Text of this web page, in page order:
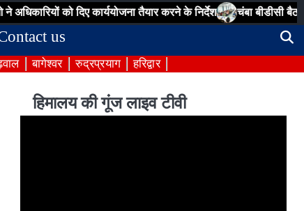
को दिए कार्ययोजना तैयार करने के निर्देश चंबा बीडीसी बैठक:
us
बागेश्वर रुद्रप्रयाग हरिद्वार
हिमालय की गूंज लाइव टीवी